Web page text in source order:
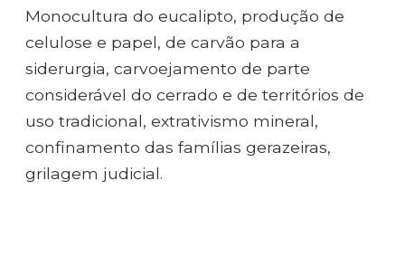
Monocultura do eucalipto, produção de
celulose e papel, de carvão para a
siderurgia, carvoejamento de parte
considerável do cerrado e de territórios de
uso tradicional, extrativismo mineral,
confinamento das famílias gerazeiras,
grilagem judicial.